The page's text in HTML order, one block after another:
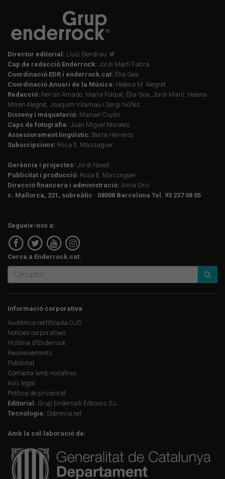
Director editorial: Lluís Gendrau
Cap de redacció Enderrock: Jordi Martí Fabra
Coordinació EDR i enderrock.cat: Èlia Gea
Coordinació Anuari de la Música: Helena M. Alegret
Redacció: Ferran Amado, Maria Folqué, Èlia Gea, Jordi Martí, Helena
Morén Alegret, Joaquim Vilarnau i Sergi Núñez
Disseny i maquetació: Manuel Cuyàs
Caps de fotografia: Juan Miguel Morales
Assessorament lingüístic: Berta Herreros
Subscripcions: Rosa E. Massaguer
Gerència i projectes: Jordi Novell
Publicitat i producció: Rosa E. Massaguer
Direcció financera i administració: Anna Gris
c. Mallorca, 221, sobreàtic · 08008 Barcelona Tel. 93 237 08 05
Segueix-nos a:
Cerca a Enderrock.cat:
Informació corporativa
Audiència certificada OJD
Notícies corporatives
Història d'Enderrock
Reconeixements
Publicitat
Contacta amb nosaltres
Avís legal
Política de privacitat
Editorial: Grup Enderrock Edicions S.L.
Tecnologia: Sobrevia.net
Amb la col·laboració de: